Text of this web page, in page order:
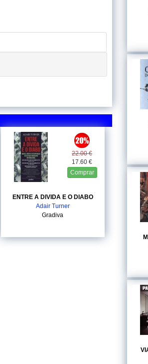
22.00 €
17.60 €
Comprar
ENTRE A DIVIDA E O DIABO
Adair Turner
Gradiva